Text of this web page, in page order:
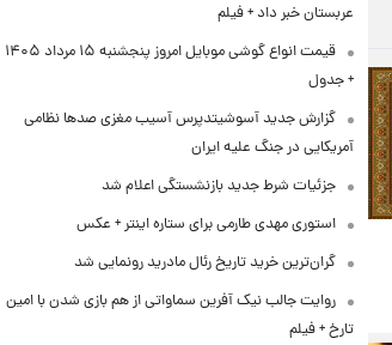
عربستان خبر داد + فیلم
قیمت انواع گوشی موبایل امروز پنجشنبه ۱۵ مرداد ۱۴۰۵
+ جدول
گزارش جدید آسوشیتدپرس آسیب مغزی صدها نظامی
آمریکایی در جنگ علیه ایران
جزئیات شرط جدید بازنشستگی اعلام شد
استوری مهدی طارمی برای ستاره اینتر + عکس
گران‌ترین خرید تاریخ رئال مادرید رونمایی شد
روایت جالب نیک آفرین سماواتی از هم بازی شدن با امین
تارخ + فیلم